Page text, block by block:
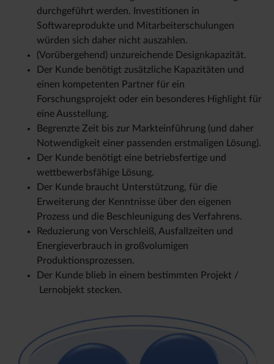
durchgeführt werden. Investitionen in
Softwareprodukte und Mitarbeiterschulungen
würden sich daher nicht auszahlen.
(Vorübergehend) unzureichende Designkapazität.
Der Kunde benötigt zusätzliche Kapazitäten und
einen kompetenten Partner für ein
Forschungsprojekt oder ein besonderes Highlight für
eine Ausstellung.
Begrenzte Zeit bis zur Markteinführung (und daher
Notwendigkeit einer passenden erstmaligen Lösung).
Der Kunde benötigt eine betriebsfertige und
wettbewerbsfähige Lösung.
Der Kunde braucht Unterstützung, für die
Erweiterung der Kenntnisse über den eigenen
Prozess und die Beschleunigung des Verfahrens.
Reduzierung von Verschleiß, Ausfallzeiten und
Energieverbrauch in großvolumigen
Produktionsprozessen.
Der Kunde blieb in einem bestimmten Projekt /
Lernobjekt stecken.